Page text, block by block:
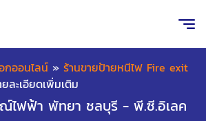
กออนไลน์ » ร้านขายป้ายหนีไฟ Fire exit
ละเอียดเพิ่มเติม
ไฟฟ้า พัทยา ชลบุรี - พี.ซี.อิเลค